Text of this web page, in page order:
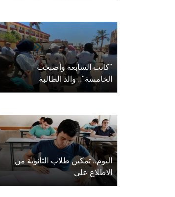
"كانت السابعة وأصبحت
الخامسة".. والد الطالبة
اليوم.. تمكين طلاب الثانوية من
الاطلاع على